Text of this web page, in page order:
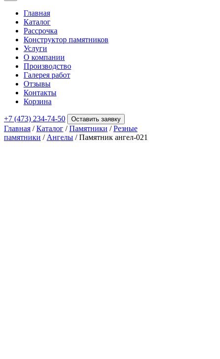
Главная
Каталог
Рассрочка
Конструктор памятников
Услуги
О компании
Производство
Галерея работ
Отзывы
Контакты
Корзина
+7 (473) 234-74-50 Оставить заявку
Главная /Каталог /Памятники /Резные
памятники / Ангелы / Памятник ангел-021